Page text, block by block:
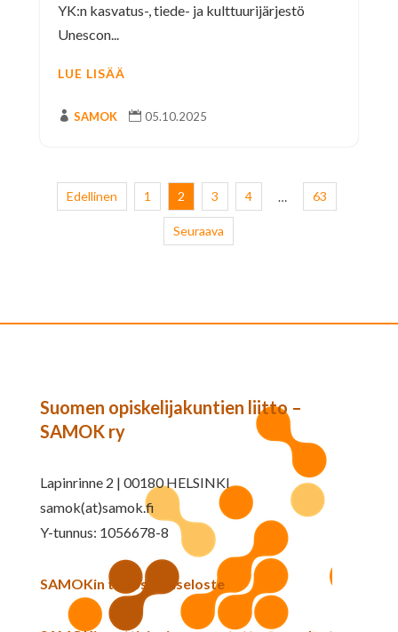
YK:n kasvatus-, tiede- ja kulttuurijärjestö
Unescon...
LUE LISÄÄ
 SAMOK  05.10.2025
Edellinen 1 2 3 4 … 63
Seuraava
Suomen opiskelijakuntien liitto –
SAMOK ry
Lapinrinne 2 | 00180 HELSINKI
samok(at)samok.fi
Y-tunnus: 1056678-8
SAMOKin tietosuojaseloste